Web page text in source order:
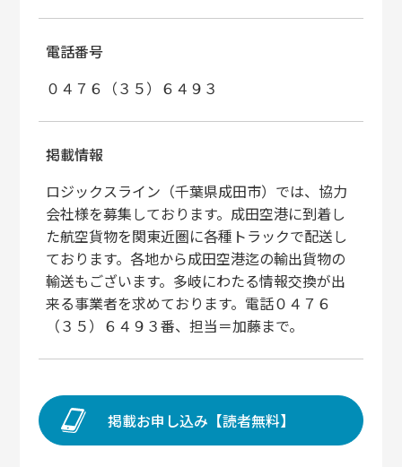
電話番号
０４７６（３５）６４９３
掲載情報
ロジックスライン（千葉県成田市）では、協力
会社様を募集しております。成田空港に到着し
た航空貨物を関東近圏に各種トラックで配送し
ております。各地から成田空港迄の輸出貨物の
輸送もございます。多岐にわたる情報交換が出
来る事業者を求めております。電話０４７６
（３５）６４９３番、担当＝加藤まで。
掲載お申し込み【読者無料】